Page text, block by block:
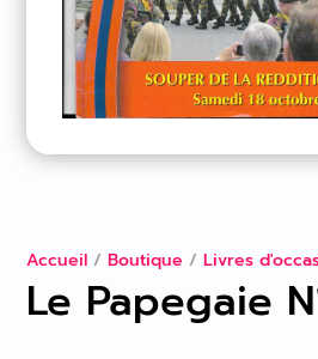
Accueil /Boutique /Livres
Le Papegaie